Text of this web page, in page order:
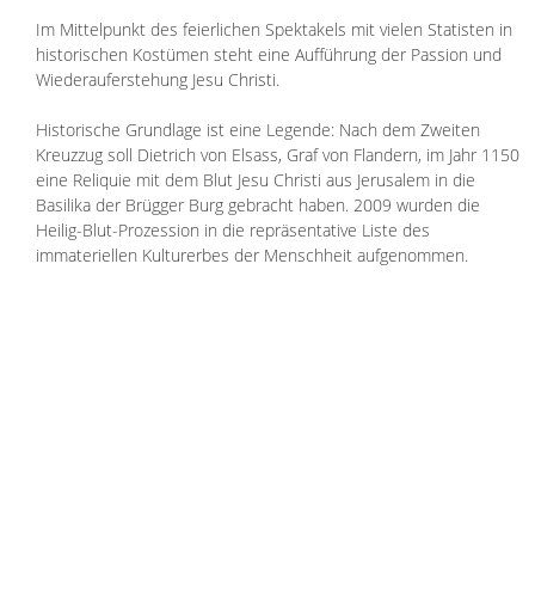
Im Mittelpunkt des feierlichen Spektakels mit vielen Statisten in
historischen Kostümen steht eine Aufführung der Passion und
Wiederauferstehung Jesu Christi.
Historische Grundlage ist eine Legende: Nach dem Zweiten
Kreuzzug soll Dietrich von Elsass, Graf von Flandern, im Jahr 1150
eine Reliquie mit dem Blut Jesu Christi aus Jerusalem in die
Basilika der Brügger Burg gebracht haben. 2009 wurden die
Heilig-Blut-Prozession in die repräsentative Liste des
immateriellen Kulturerbes der Menschheit aufgenommen.